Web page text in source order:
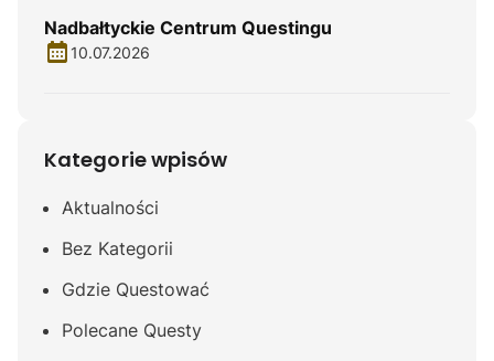
Nadbałtyckie Centrum Questingu
10.07.2026
Kategorie wpisów
Aktualności
Bez Kategorii
Gdzie Questować
Polecane Questy